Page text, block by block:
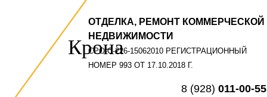
Крона
ОТДЕЛКА, РЕМОНТ КОММЕРЧЕСКОЙ
НЕДВИЖИМОСТИ
СРО-С-226-15062010 РЕГИСТРАЦИОННЫЙ
НОМЕР 993 ОТ 17.10.2018 Г.
8 (928) 011-00-55